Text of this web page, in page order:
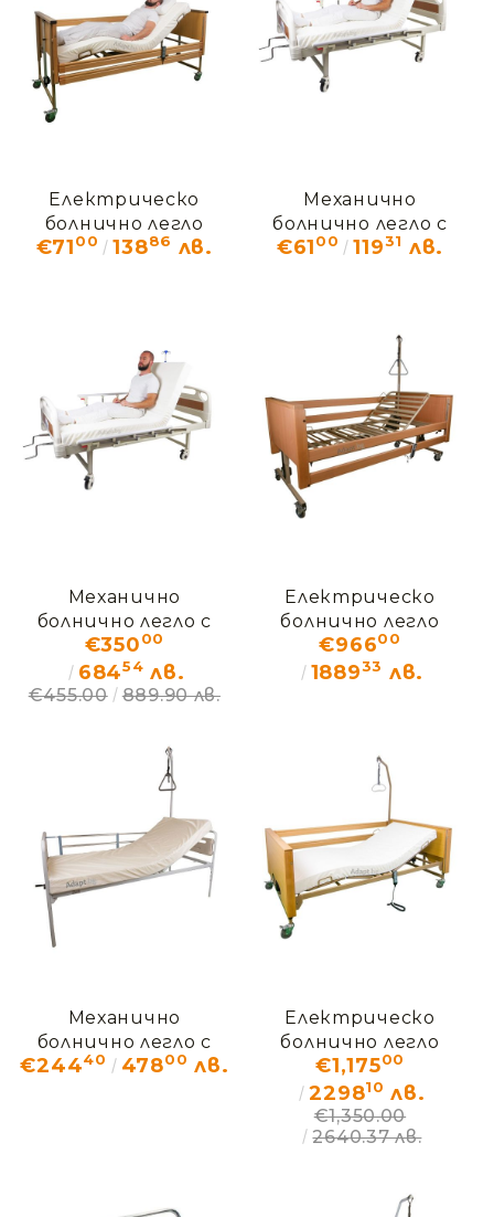
Електрическо
болнично легло
ХИПНОС ПОД НАЕМ
€7100 13886 лв.
Механично
болнично легло с
четири секции
€6100 11931 лв.
Механично
болнично легло с
четири секции
ЕРГО
€35000
68454 лв.
€455.00 889.90 лв.
Електрическо
болнично легло
"Комфорт ПЛЮС"
€96600
188933 лв.
Механично
болнично легло с
две секции
€24440 47800 лв.
Електрическо
болнично легло
ХИПНОС XXL
€1,17500
229810 лв.
€1,350.00
2640.37 лв.